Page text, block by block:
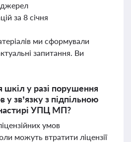
за 8 січня
ми сформували
запитання. Ви
шкіл у разі порушення
у зв’язку з підпільною
УПЦ МП?
умов
можуть втратити ліцензії